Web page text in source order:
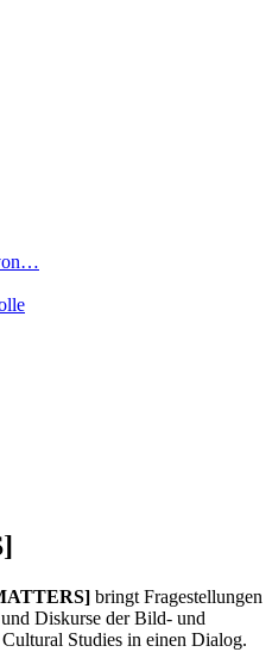
]
bringt Fragestellungen
Diskurse der Bild- und
Studies in einen Dialog.